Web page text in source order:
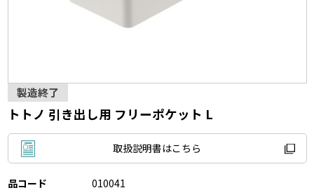
製造終了
トトノ 引き出し用 フリーポケット L
取扱説明書はこちら
品コード 010041